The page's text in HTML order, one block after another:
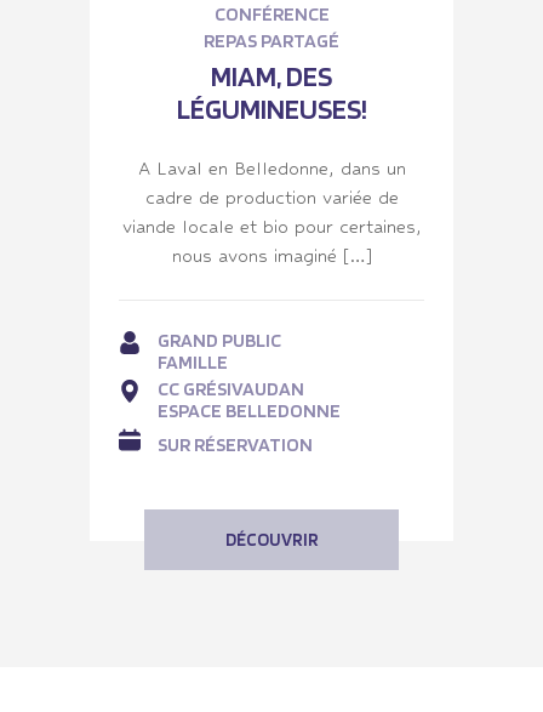
CONFÉRENCE
REPAS PARTAGÉ
MIAM, DES
LÉGUMINEUSES!
A Laval en Belledonne, dans un
cadre de production variée de
viande locale et bio pour certaines,
nous avons imaginé […]
GRAND PUBLIC
FAMILLE
CC GRÉSIVAUDAN
ESPACE BELLEDONNE
SUR RÉSERVATION
DÉCOUVRIR